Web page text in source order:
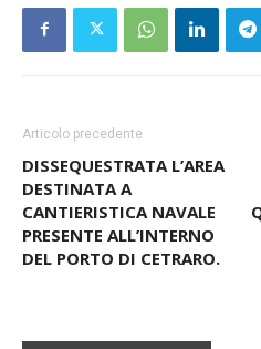
Articolo precedente
DISSEQUESTRATA L’AREA
DESTINATA A
CANTIERISTICA NAVALE
PRESENTE ALL’INTERNO
DEL PORTO DI CETRARO.